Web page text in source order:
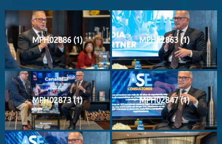
MPH02886 (1) MPH02863 (1)
MPH02873 (1) MPH02847 (1)